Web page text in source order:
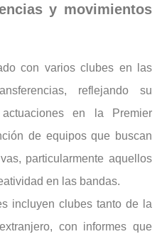
y movimientos
con varios clubes en las
reflejando su
en la Premier
de equipos que buscan
particularmente aquellos
en las bandas.
incluyen clubes tanto de la
con informes que